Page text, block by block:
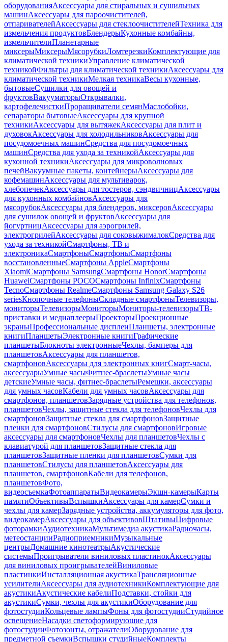
оборудованияАксессуары для стиральных и сушильных
машинАксессуары для пароочистителей,
отпаривателейАксессуары для стеклоочистителейТехника для
измельчения продуктовБлендерыКухонные комбайны,
измельчителиПланетарные
миксерыМиксерыМясорубкиЛомтерезкиКомплектующие для
климатической техникиУправление климатической
техникойФильтры для климатической техникиАксессуары для
климатической техникиМелкая техникаВесы кухонные,
бытовыеСушилки для овощей и
фруктовВакууматорыОткрывалки,
картофелечисткиПроращиватели семянМаслобойки,
сепараторы бытовыеАксессуары для крупной
техникиАксессуары для вытяжекАксессуары для плит и
духовокАксессуары для холодильниковАксессуары для
посудомоечных машинСредства для посудомоечных
машинСредства для ухода за техникойАксессуары для
кухонной техникиАксессуары для микроволновых
печейВакуумные пакеты, контейнерыАксессуары для
кофемашинАксессуары для мультиварок,
хлебопечекАксессуары для тостеров, сэндвичницАксессуары
для кухонных комбайновАксессуары для
мясорубокАксессуары для блендеров, миксеровАксессуары
для сушилок овощей и фруктовАксессуары для
йогуртницАксессуары для аэрогрилей,
электрогрилейАксессуары для соковыжималокСредства для
ухода за техникойСмартфоны, ТВ и
электроникаСмартфоныСмартфоныСмартфоны
восстановленныеСмартфоны AppleСмартфоны
XiaomiСмартфоны SamsungСмартфоны HonorСмартфоны
HuaweiСмартфоны POCOСмартфоны InfinixСмартфоны
TecnoСмартфоны RealmeСмартфоны Samsung Galaxy S26
seriesКнопочные телефоныСкладные смартфоныТелевизоры,
мониторыТелевизорыМониторыМониторы-телевизорыТВ-
приставки и медиаплеерыПроекторыПроекционные
экраныПрофессиональные дисплеиПланшеты, электронные
книгиПланшетыЭлектронные книгиГрафические
планшетыБлокноты электронныеЧехлы, бамперы для
планшетовАксессуары для планшетов,
смартфоновАксессуары для электронных книгСмарт-часы,
аксессуарыУмные часыФитнес-браслетыУмные часы
детскиеУмные часы, фитнес-браслетыРемешки, аксессуары
для умных часовКабели для умных часовАксессуары для
смартфонов, планшетовЗарядные устройства для телефонов,
планшетовЧехлы, защитные стекла для телефоновЧехлы для
смартфоновЗащитные стекла для смартфоновЗащитные
пленки для смартфоновСтилусы для смартфоновИгровые
аксессуары для смартфоновЧехлы для планшетовЧехлы с
клавиатурой для планшетовЗащитные стекла для
планшетовЗащитные пленки для планшетовСумки для
планшетовСтилусы для планшетовАксессуары для
планшетов, смартфоновКабели для телефонов,
планшетовФото,
видеосъемкаФотоаппаратыВидеокамерыЭкшн-камерыКарты
памятиОбъективыВспышкиАксессуары для камерСумки и
чехлы для камерЗарядные устройства, аккумуляторы для фото,
видеокамерАксессуары для объективовШтативыЦифровые
фоторамкиАудиотехникаМультимедиа акустикаРадиочасы,
метеостанцииРадиоприемникиМузыкальные
центрыДомашние кинотеатрыАкустические
системыПроигрыватели виниловых пластинокАксессуары
для виниловых проигрывателейВиниловые
пластинкиИнсталляционная акустикаТрансляционные
усилителиАксессуары для аудиотехникиКомплектующие для
акустикиАкустические кабелиПодставки, стойки для
акустикиСумки, чехлы для акустикиОборудование для
фотостудииКольцевые лампыФоны для фотостудииСтудийное
освещениеНасадки светоформирующие для
фотостудииФотозонты, отражателиОборудование для
предметной съемкиВспышки студийныеКомплекты